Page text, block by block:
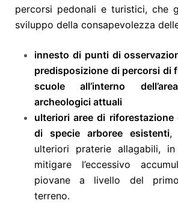
percorsi pedonali e turistici, che
sviluppo della consapevolezza
innesto di punti di
predisposizione di percorsi di
scuole all’interno
archeologici attuali
ulteriori aree di riforestazione
di specie arboree esistenti,
ulteriori praterie allagabili,
mitigare l’eccessivo
piovane a livello del
terreno.